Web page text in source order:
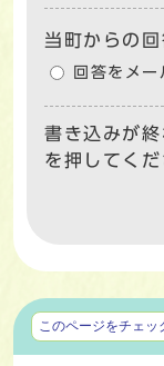
当町からの
回答をメー
書き込みが
を押してくだ
マイページ
このページをチェッ